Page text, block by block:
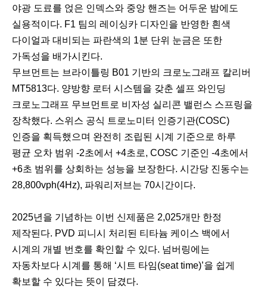
야광 도료를 얹은 인덱스와 중앙 핸즈는 어두운 밤에도
실용적이다. F1 팀의 레이싱카 디자인을 반영한 흰색
다이얼과 대비되는 파란색의 1분 단위 눈금은 또한
가독성을 배가시킨다.
무브먼트는 브라이틀링 B01 기반의 크로노그래프 칼리버
MT5813다. 양방향 로터 시스템을 갖춘 셀프 와인딩
크로노그래프 무브먼트로 비자성 실리콘 밸런스 스프링을
장착했다. 스위스 공식 트로노미터 인증기관(COSC)
인증을 획득했으며 완전히 조립된 시계 기준으로 하루
평균 오차 범위 -2초에서 +4초로, COSC 기준인 -4초에서
+6초 범위를 상회하는 성능을 보장한다. 시간당 진동수는
28,800vph(4Hz), 파워리저브는 70시간이다.
2025년을 기념하는 이번 신제품은 2,025개만 한정
제작된다. PVD 피니시 처리된 티타늄 케이스 백에서
시계의 개별 번호를 확인할 수 있다. 넘버링에는
자동차보다 시계를 통해 ‘시트 타임(seat time)’을 쉽게
확보할 수 있다는 뜻이 담겼다.